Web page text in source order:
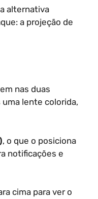
alternativa
a projeção de
nas duas
lente colorida,
, o que o posiciona
notificações e
cima para ver o